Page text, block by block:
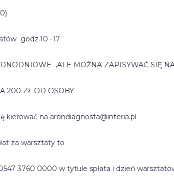
godz.10 -17
,ALE MOŻNA ZAPISYWAĆ SIĘ
200 ZŁ OD OSOBY
kierować na arondiagnosta@interia.pl
za warsztaty to
3760 0000 w tytule spłata i dzień